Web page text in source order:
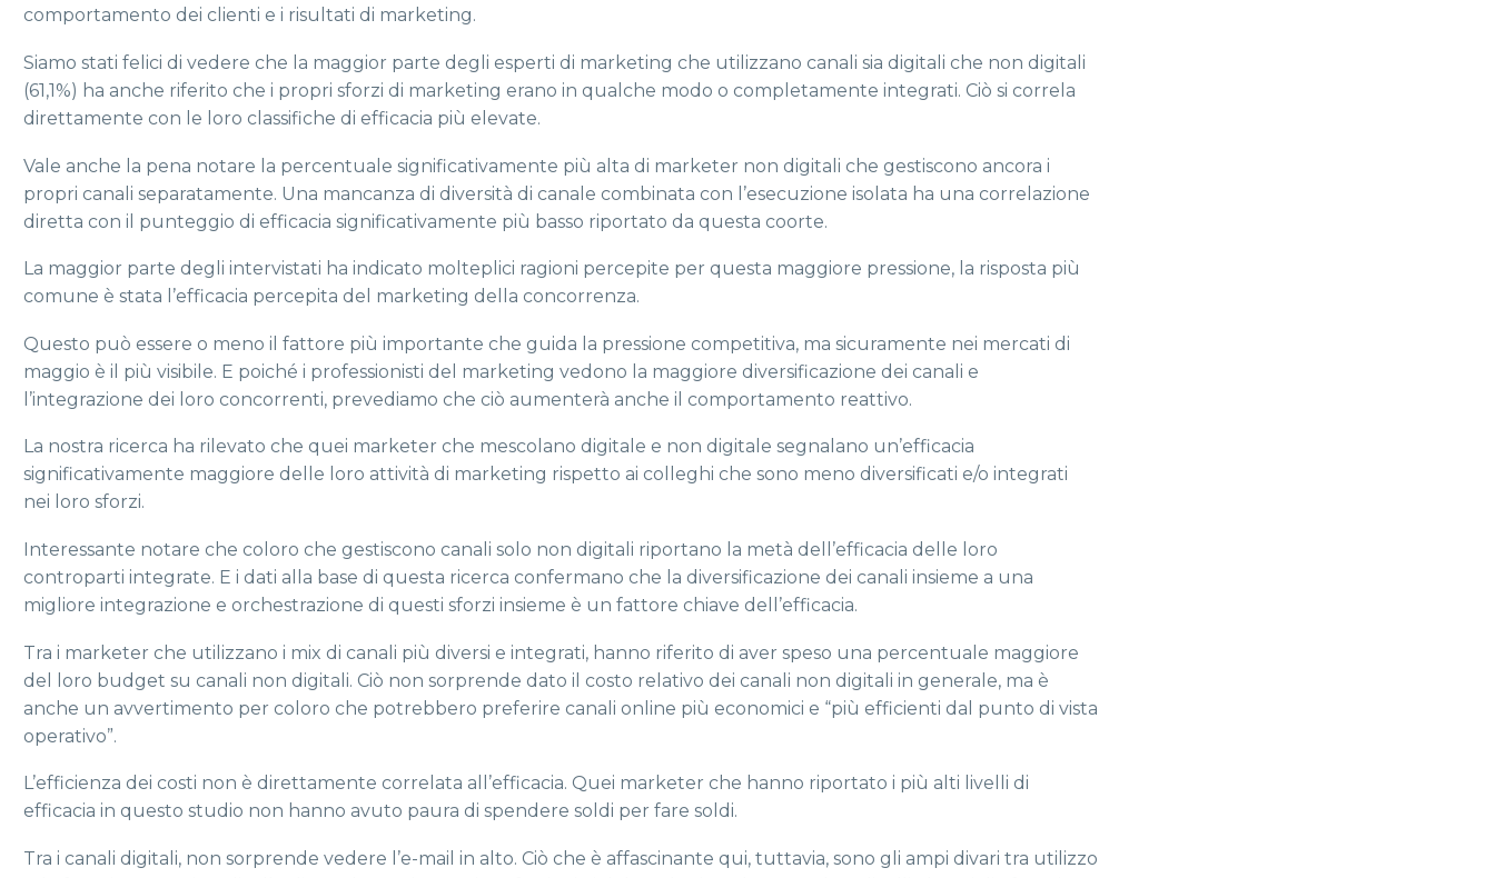
comportamento dei clienti e i risultati di marketing.
Siamo stati felici di vedere che la maggior parte degli esperti di marketing che utilizzano canali sia digitali che non digitali
(61,1%) ha anche riferito che i propri sforzi di marketing erano in qualche modo o completamente integrati. Ciò si correla
direttamente con le loro classifiche di efficacia più elevate.
Vale anche la pena notare la percentuale significativamente più alta di marketer non digitali che gestiscono ancora i
propri canali separatamente. Una mancanza di diversità di canale combinata con l’esecuzione isolata ha una correlazione
diretta con il punteggio di efficacia significativamente più basso riportato da questa coorte.
La maggior parte degli intervistati ha indicato molteplici ragioni percepite per questa maggiore pressione, la risposta più
comune è stata l’efficacia percepita del marketing della concorrenza.
Questo può essere o meno il fattore più importante che guida la pressione competitiva, ma sicuramente nei mercati di
maggio è il più visibile. E poiché i professionisti del marketing vedono la maggiore diversificazione dei canali e
l’integrazione dei loro concorrenti, prevediamo che ciò aumenterà anche il comportamento reattivo.
La nostra ricerca ha rilevato che quei marketer che mescolano digitale e non digitale segnalano un’efficacia
significativamente maggiore delle loro attività di marketing rispetto ai colleghi che sono meno diversificati e/o integrati
nei loro sforzi.
Interessante notare che coloro che gestiscono canali solo non digitali riportano la metà dell’efficacia delle loro
controparti integrate. E i dati alla base di questa ricerca confermano che la diversificazione dei canali insieme a una
migliore integrazione e orchestrazione di questi sforzi insieme è un fattore chiave dell’efficacia.
Tra i marketer che utilizzano i mix di canali più diversi e integrati, hanno riferito di aver speso una percentuale maggiore
del loro budget su canali non digitali. Ciò non sorprende dato il costo relativo dei canali non digitali in generale, ma è
anche un avvertimento per coloro che potrebbero preferire canali online più economici e “più efficienti dal punto di vista
operativo”.
L’efficienza dei costi non è direttamente correlata all’efficacia. Quei marketer che hanno riportato i più alti livelli di
efficacia in questo studio non hanno avuto paura di spendere soldi per fare soldi.
Tra i canali digitali, non sorprende vedere l’e-mail in alto. Ciò che è affascinante qui, tuttavia, sono gli ampi divari tra utilizzo